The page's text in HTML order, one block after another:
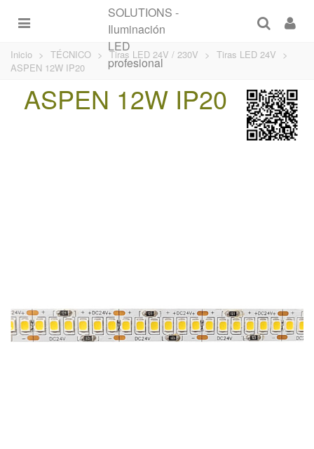
Inicio > TÉCNICO > Tiras LED 24V / 230V > Tiras LED 24V >
ASPEN 12W IP20
ASPEN 12W IP20